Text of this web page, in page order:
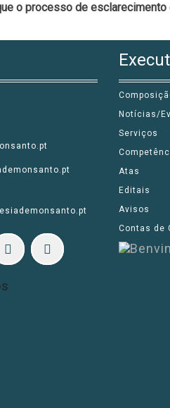
o processo de
Notícias/
Serviços
Atas
Editais
Avisos
Contas de